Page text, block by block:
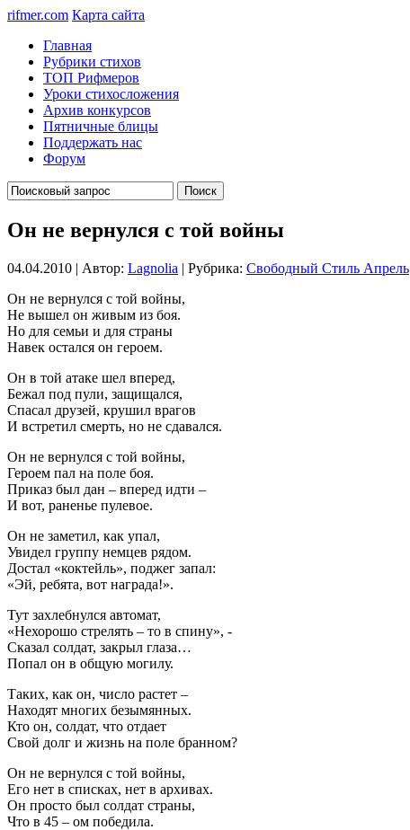
rifmer.com Карта сайта
Главная
Рубрики стихов
ТОП Рифмеров
Уроки стихосложения
Архив конкурсов
Пятничные блицы
Поддержать нас
Форум
Он не вернулся с той войны
04.04.2010 | Автор: Lagnolia | Рубрика: Свободный Стиль Апрель
Он не вернулся с той войны,
Не вышел он живым из боя.
Но для семьи и для страны
Навек остался он героем.
Он в той атаке шел вперед,
Бежал под пули, защищался,
Спасал друзей, крушил врагов
И встретил смерть, но не сдавался.
Он не вернулся с той войны,
Героем пал на поле боя.
Приказ был дан – вперед идти –
И вот, раненье пулевое.
Он не заметил, как упал,
Увидел группу немцев рядом.
Достал «коктейль», поджег запал:
«Эй, ребята, вот награда!».
Тут захлебнулся автомат,
«Нехорошо стрелять – то в спину», -
Сказал солдат, закрыл глаза…
Попал он в общую могилу.
Таких, как он, число растет –
Находят многих безымянных.
Кто он, солдат, что отдает
Свой долг и жизнь на поле бранном?
Он не вернулся с той войны,
Его нет в списках, нет в архивах.
Он просто был солдат страны,
Что в 45 – ом победила.